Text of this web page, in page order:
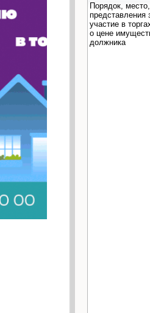
Порядок,
представления
участие в
о цене
должника